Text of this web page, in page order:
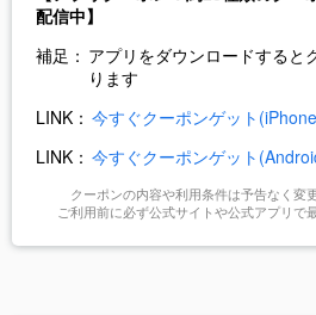
配信中】
補足： アプリをダウンロードすると
ります
LINK： 今すぐクーポンゲット
LINK： 今すぐクーポンゲット
クーポンの内容や利用条件は予告なく変
ご利用前に必ず公式サイトや公式アプリで